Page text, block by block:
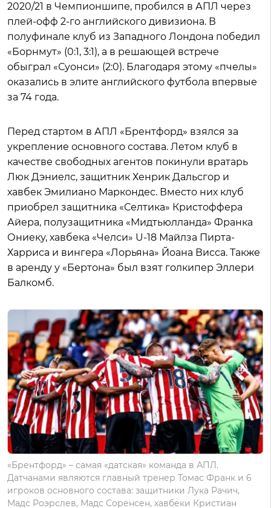
2020/21 в Чемпионшипе, пробился в АПЛ через
плей-офф 2-го английского дивизиона. В
полуфинале клуб из Западного Лондона победил
«Борнмут» (0:1, 3:1), а в решающей встрече
обыграл «Суонси» (2:0). Благодаря этому «пчелы»
оказались в элите английского футбола впервые
за 74 года.
Перед стартом в АПЛ «Брентфорд» взялся за
укрепление основного состава. Летом клуб в
качестве свободных агентов покинули вратарь
Люк Дэниелс, защитник Хенрик Дальсгор и
хавбек Эмилиано Маркондес. Вместо них клуб
приобрел защитника «Селтика» Кристоффера
Айера, полузащитника «Мидтьюлланда» Франка
Ониеку, хавбека «Челси» U-18 Майлза Пирта-
Харриса и вингера «Лорьяна» Йоана Висса. Также
в аренду у «Бертона» был взят голкипер Эллери
Балкомб.
«Брентфорд» – самая «датская» команда в АПЛ.
Датчанами являются главный тренер Томас Франк и 6
игроков основного состава: защитники Лука Рачич,
Мадс Роэрслев, Мадс Соренсен, хавбеки Кристиан